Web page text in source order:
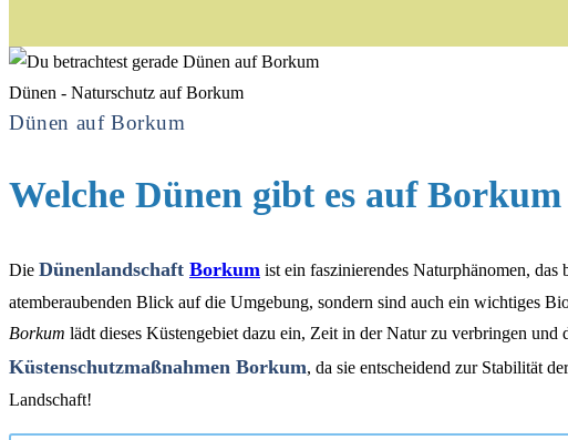
Dünen - Naturschutz auf Borkum
Dünen auf Borkum
Welche Dünen gibt es auf
Die Dünenlandschaft Borkum ist ein faszinierendes Naturphänomen,
atemberaubenden Blick auf die Umgebung, sondern sind auch ein wichtiges
Borkum lädt dieses Küstengebiet dazu ein, Zeit in der Natur zu verbringen
Küstenschutzmaßnahmen Borkum, da sie entscheidend zur Stabilität
Landschaft!